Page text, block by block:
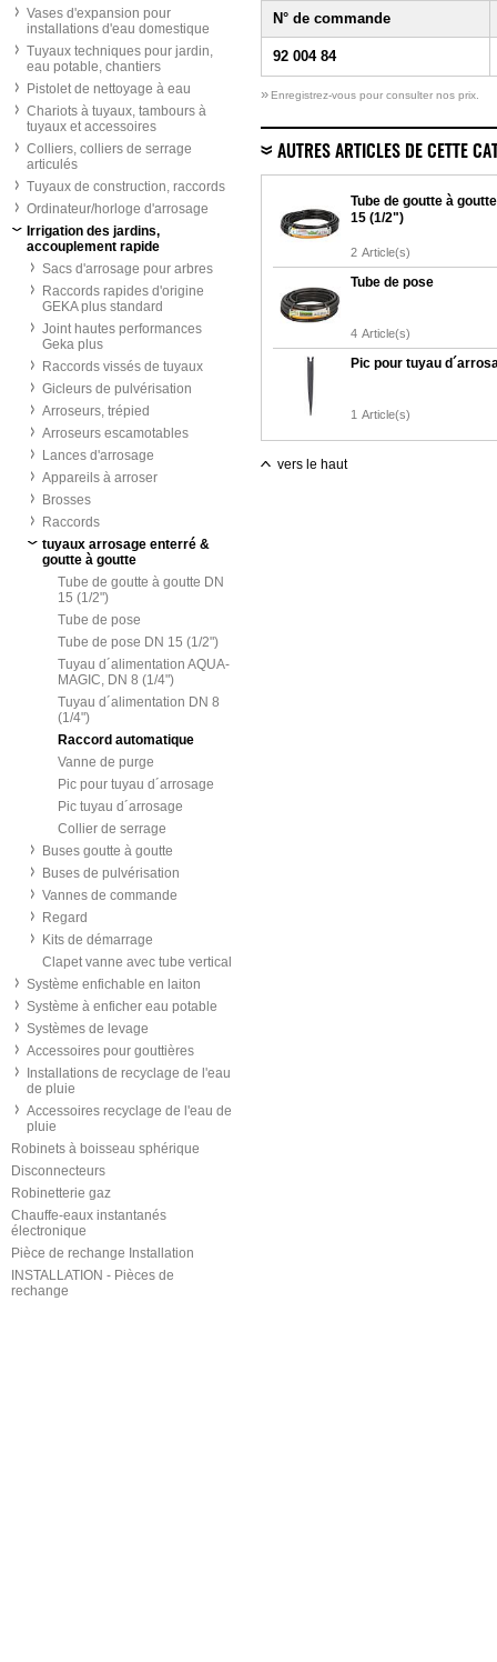
Vases d'expansion pour
installations d'eau domestique
Tuyaux techniques pour jardin,
eau potable, chantiers
Pistolet de nettoyage à eau
Chariots à tuyaux, tambours à
tuyaux et accessoires
Colliers, colliers de serrage
articulés
Tuyaux de construction, raccords
Ordinateur/horloge d'arrosage
Irrigation des jardins,
accouplement rapide
Sacs d'arrosage pour arbres
Raccords rapides d'origine
GEKA plus standard
Joint hautes performances
Geka plus
Raccords vissés de tuyaux
Gicleurs de pulvérisation
Arroseurs, trépied
Arroseurs escamotables
Lances d'arrosage
Appareils à arroser
Brosses
Raccords
tuyaux arrosage enterré &
goutte à goutte
Tube de goutte à goutte DN
15 (1/2")
Tube de pose
Tube de pose DN 15 (1/2")
Tuyau d´alimentation AQUA-
MAGIC, DN 8 (1/4")
Tuyau d´alimentation DN 8
(1/4")
Raccord automatique
Vanne de purge
Pic pour tuyau d´arrosage
Pic tuyau d´arrosage
Collier de serrage
Buses goutte à goutte
Buses de pulvérisation
Vannes de commande
Regard
Kits de démarrage
Clapet vanne avec tube vertical
Système enfichable en laiton
Système à enficher eau potable
Systèmes de levage
Accessoires pour gouttières
Installations de recyclage de l'eau
de pluie
Accessoires recyclage de l'eau de
pluie
Robinets à boisseau sphérique
Disconnecteurs
Robinetterie gaz
Chauffe-eaux instantanés
électronique
Pièce de rechange Installation
INSTALLATION - Pièces de
rechange
N° de commande
92 004 84
» Enregistrez-vous pour consulter nos prix.
AUTRES ARTICLES DE CETTE
Tube de goutte à
15 (1/2")
2 Article(s)
Tube de pose
4 Article(s)
Pic pour tuyau
1 Article(s)
vers le haut